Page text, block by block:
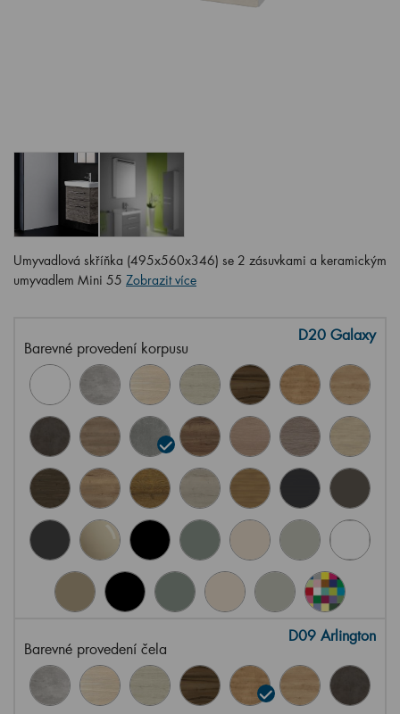
Umyvadlová skříňka (495x560x346) se 2 zásuvkami a keramickým
umyvadlem Mini 55 Zobrazit více
Barevné provedení korpusu
D20 Galaxy
Barevné provedení čela
D09 Arlington